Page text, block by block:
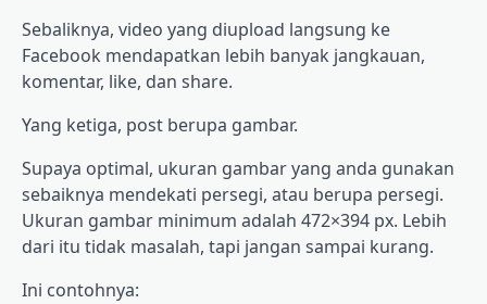
Sebaliknya, video yang diupload langsung ke
Facebook mendapatkan lebih banyak jangkauan,
komentar, like, dan share.
Yang ketiga, post berupa gambar.
Supaya optimal, ukuran gambar yang anda gunakan
sebaiknya mendekati persegi, atau berupa persegi.
Ukuran gambar minimum adalah 472×394 px. Lebih
dari itu tidak masalah, tapi jangan sampai kurang.
Ini contohnya: